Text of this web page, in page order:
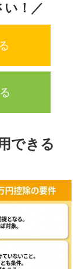
い！／
できる